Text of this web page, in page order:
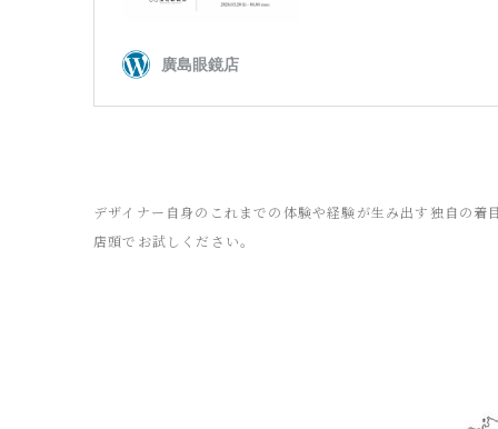
デザイナー自身のこれまでの体験や経験が生み出す独自の
店頭でお試しください。